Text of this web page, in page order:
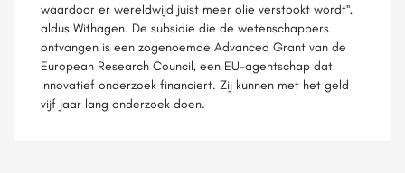
waardoor er wereldwijd juist meer olie verstookt wordt'',
aldus Withagen. De subsidie die de wetenschappers
ontvangen is een zogenoemde Advanced Grant van de
European Research Council, een EU-agentschap dat
innovatief onderzoek financiert. Zij kunnen met het geld
vijf jaar lang onderzoek doen.